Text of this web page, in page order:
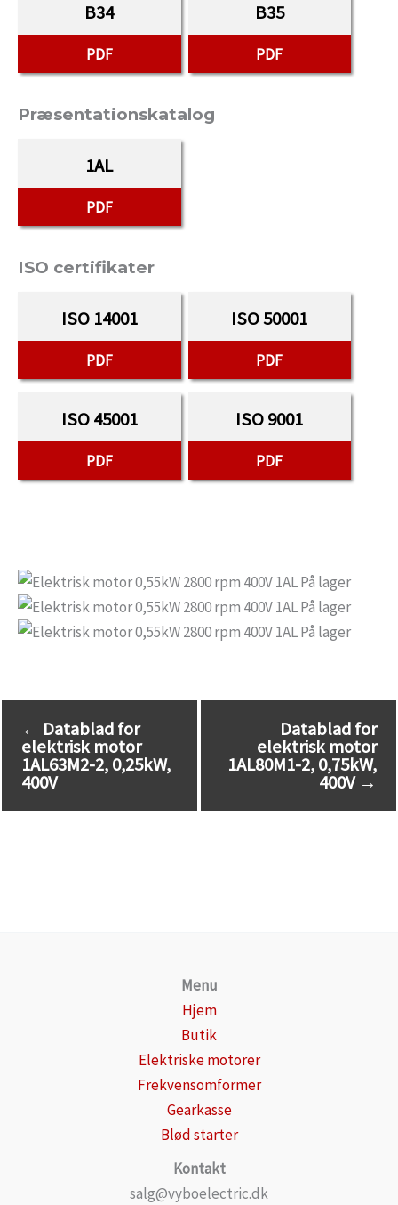
B34
PDF
B35
PDF
Præsentationskatalog
1AL
PDF
ISO certifikater
ISO 14001
PDF
ISO 50001
PDF
ISO 45001
PDF
ISO 9001
PDF
← Datablad for
elektrisk motor
1AL63M2-2, 0,25kW,
400V
Datablad for
elektrisk motor
1AL80M1-2, 0,75kW,
400V →
Menu
Hjem
Butik
Elektriske motorer
Frekvensomformer
Gearkasse
Blød starter
Kontakt
salg@vyboelectric.dk